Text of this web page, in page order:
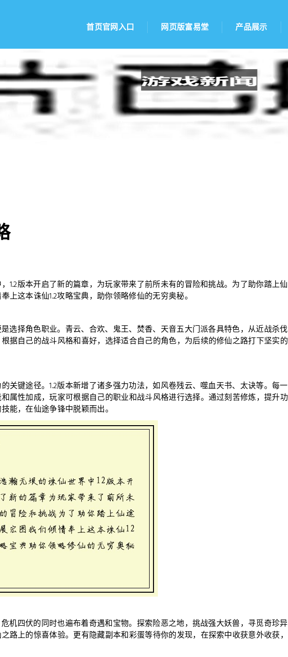
首页官网入口 网页版富易堂 产品展示
1.2版本开启了新的篇章，为玩家带来了前所未有的冒险和挑战。为了助你踏上仙
上这本诛仙1.2攻略宝典，助你领略修仙的无穷奥秘。
选择角色职业。青云、合欢、鬼王、焚香、天音五大门派各具特色，从近战杀伐
据自己的战斗风格和喜好，选择适合自己的角色，为后续的修仙之路打下坚实的
关键途径。1.2版本新增了诸多强力功法，如风卷残云、噬血天书、太诀等。每一
属性加成，玩家可根据自己的职业和战斗风格进行选择。通过刻苦修炼，提升功
能，在仙途争锋中脱颖而出。
机四伏的同时也遍布着奇遇和宝物。探索险恶之地，挑战强大妖兽，寻觅奇珍异
路上的惊喜体验。更有隐藏副本和彩蛋等待你的发现，在探索中收获意外收获，